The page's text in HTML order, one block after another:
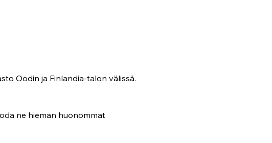
Oodin ja Finlandia-talon välissä.
ne hieman huonommat